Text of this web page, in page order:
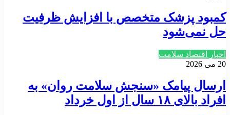
کمبود پزشک متخصص با افزایش ظرفیت
حل نمی‌شود
اخبار اقتصاد سلامت
20 می 2026
ارسال پیامک «سنجش سلامت روان» به
افراد بالای ۱۸ سال از اول خرداد